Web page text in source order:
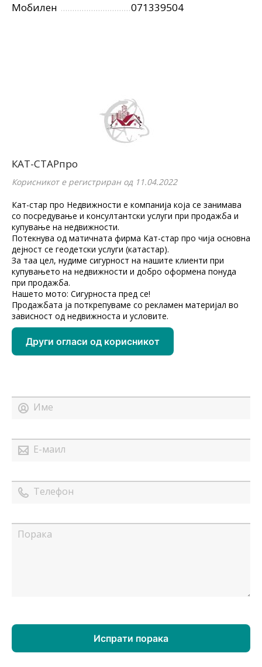
Мобилен
071339504
КАТ-СТАРпро
Корисникот е регистриран од 11.04.2022
Кат-стар про Недвижности е компанија која се занимава
со посредување и консултантски услуги при продажба и
купување на недвижности.
Потекнува од матичната фирма Кат-стар про чија основна
дејност се геодетски услуги (катастар).
За таа цел, нудиме сигурност на нашите клиенти при
купувањето на недвижности и добро оформена понуда
при продажба.
Нашето мото: Сигурноста пред се!
Продажбата ја поткрепуваме со рекламен материјал во
зависност од недвижноста и условите.
Други огласи од корисникот